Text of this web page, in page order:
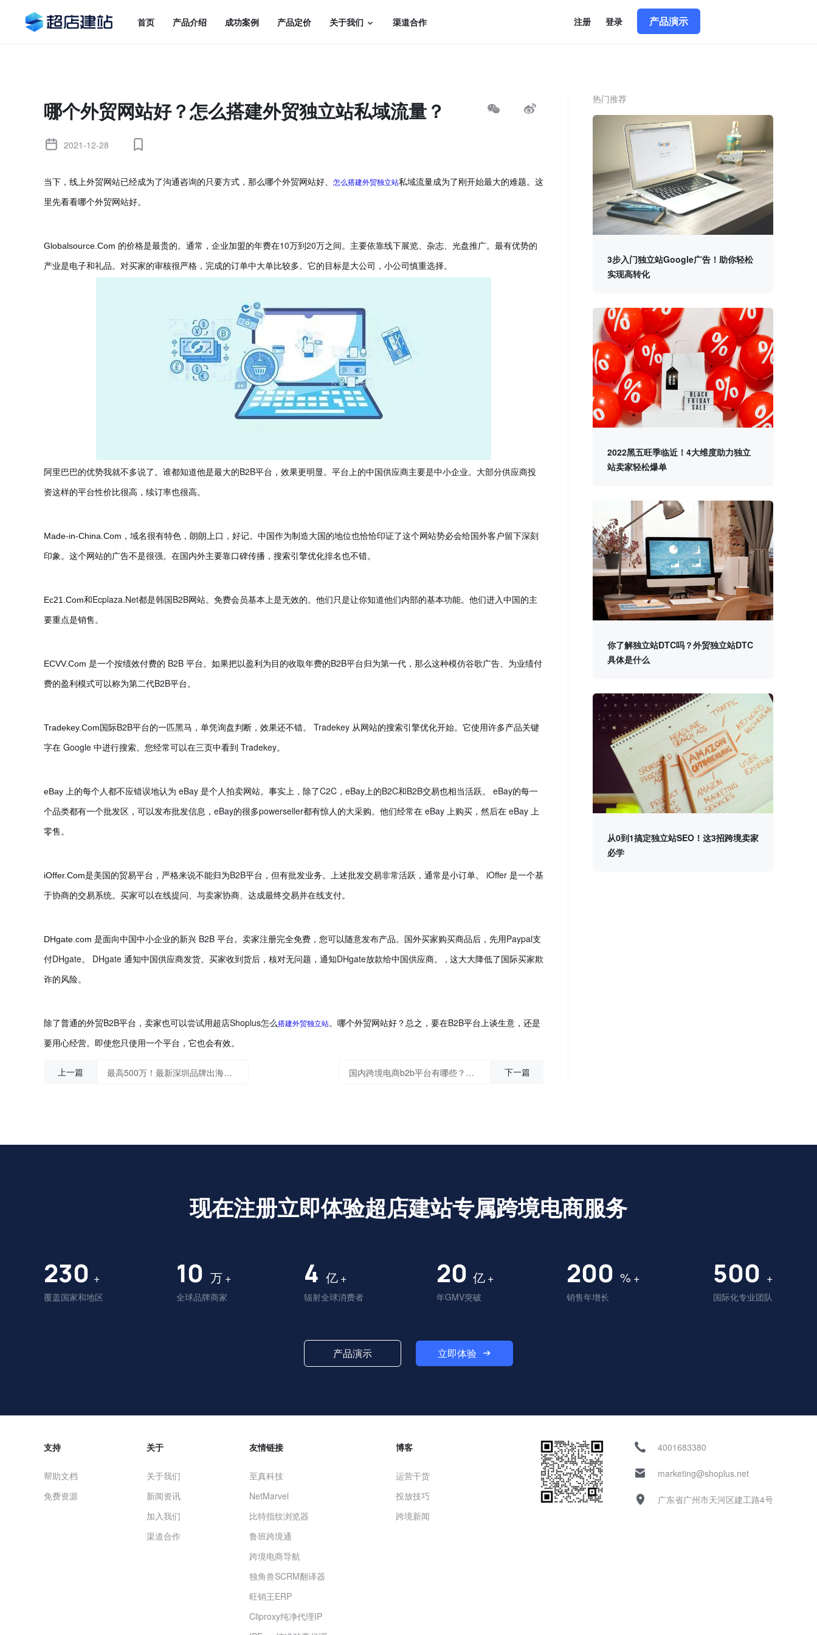
首页 产品介绍 成功案例 产品定价 关于我们 渠道合作 注册 登录 产品演示
哪个外贸网站好？怎么搭建外贸独立站私域流量？
2021-12-28
当下，线上外贸网站已经成为了沟通咨询的只要方式，那么哪个外贸网站好、 怎么搭建外贸独立站私域流量成为了刚开始最大的难题。这
里先看看哪个外贸网站好。
Globalsource.Com 的价格是最贵的。通常，企业加盟的年费在10万到20万之间。主要依靠线下展览、杂志、光盘推广。最有优势的
产业是电子和礼品。对买家的审核很严格，完成的订单中大单比较多。它的目标是大公司，小公司慎重选择。
阿里巴巴的优势我就不多说了。谁都知道他是最大的B2B平台，效果更明显。平台上的中国供应商主要是中小企业。大部分供应商投
资这样的平台性价比很高，续订率也很高。
Made-in-China.Com ，域名很有特色，朗朗上口，好记。中国作为制造大国的地位也恰恰印证了这个网站势必会给国外客户留下深刻
印象。这个网站的广告不是很强。在国内外主要靠口碑传播，搜索引擎优化排名也不错。
Ec21.Com和Ecplaza.Net都是韩国B2B网站。免费会员基本上是无效的。他们只是让你知道他们内部的基本功能。他们进入中国的主
要重点是销售。
ECVV.Com 是一个按绩效付费的 B2B 平台。如果把以盈利为目的收取年费的B2B平台归为第一代，那么这种模仿谷歌广告、为业绩付
费的盈利模式可以称为第二代B2B平台。
Tradekey.Com国际B2B平台的一匹黑马，单凭询盘判断，效果还不错。 Tradekey 从网站的搜索引擎优化开始。它使用许多产品关键
字在 Google 中进行搜索。您经常可以在三页中看到 Tradekey。
eBay 上的每个人都不应错误地认为 eBay 是个人拍卖网站。事实上，除了C2C ， eBay 上的B2C和B2B交易也相当活跃。 eBay的每一
个品类都有一个批发区，可以发布批发信息， eBay的很多powerseller都有惊人的大采购。他们经常在 eBay 上购买，然后在 eBay 上
零售。
iOffer.Com是美国的贸易平台，严格来说不能归为B2B平台，但有批发业务。上述批发交易非常活跃，通常是小订单。 iOffer 是一个基
于协商的交易系统。买家可以在线提问、与卖家协商、达成最终交易并在线支付。
DHgate.com 是面向中国中小企业的新兴 B2B 平台。卖家注册完全免费，您可以随意发布产品。国外买家购买商品后，先用Paypal支
付DHgate。 DHgate 通知中国供应商发货。买家收到货后，核对无问题，通知DHgate放款给中国供应商。 , 这大大降低了国际买家欺
诈的风险。
除了普通的外贸B2B平台，卖家也可以尝试用超店Shoplus怎么搭建外贸独立站。哪个外贸网站好？总之，要在B2B平台上谈生意，还是
要用心经营。即使您只使用一个平台，它也会有效。
上一篇 最高500万！最新深圳品牌出海扶持政策出来了 国内跨境电商b2b平台有哪些？跨境电商独立建站怎么做？ 下一篇
热门推荐
3步入门独立站Google广告！助你轻松
实现高转化
2022黑五旺季临近！4大维度助力独立
站卖家轻松爆单
你了解独立站DTC吗？外贸独立站DTC
具体是什么
从0到1搞定独立站SEO！这3招跨境卖家
必学
现在注册立即体验超店建站专属跨境电商服务
230 +
覆盖国家和地区
10 万 +
全球品牌商家
4 亿+
辐射全球消费者
20 亿 +
年GMV突破
200 % +
销售年增长
500 +
国际化专业团队
产品演示 立即体验
支持
帮助文档
免费资源
关于
关于我们
新闻资讯
加入我们
渠道合作
友情链接
至真科技
NetMarvel
比特指纹浏览器
鲁班跨境通
跨境电商导航
独角兽SCRM翻译器
旺销王ERP
Cliproxy纯净代理IP
博客
运营干货
投放技巧
跨境新闻
4001683380
marketing@shoplus.net
广东省广州市天河区建工路4号